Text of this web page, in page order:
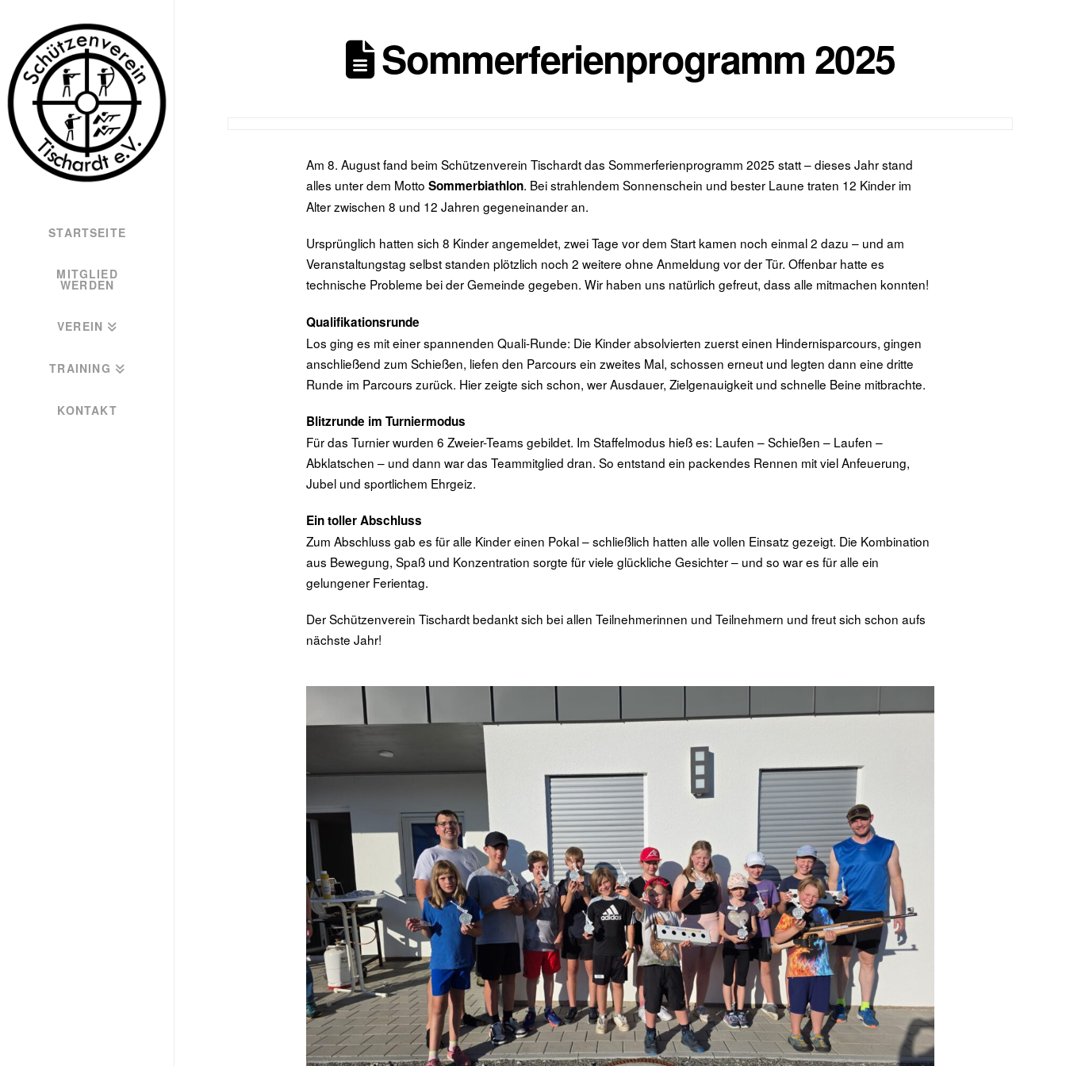
STARTSEITE
MITGLIED
WERDEN
VEREIN
TRAINING
KONTAKT
Sommerferienprogramm 2025
Am 8. August fand beim Schützenverein Tischardt das Sommerferienprogramm 2025 statt – dieses Jahr stand
alles unter dem MottoSommerbiathlon. Bei strahlendem Sonnenschein und bester Laune traten 12 Kinder im
Alter zwischen 8 und 12 Jahren gegeneinander an.
Ursprünglich hatten sich 8 Kinder angemeldet, zwei Tage vor dem Start kamen noch einmal 2 dazu – und am
Veranstaltungstag selbst standen plötzlich noch 2 weitere ohne Anmeldung vor der Tür. Offenbar hatte es
technische Probleme bei der Gemeinde gegeben. Wir haben uns natürlich gefreut, dass alle mitmachen konnten!
Qualifikationsrunde
Los ging es mit einer spannenden Quali-Runde: Die Kinder absolvierten zuerst einen Hindernisparcours, gingen
anschließend zum Schießen, liefen den Parcours ein zweites Mal, schossen erneut und legten dann eine dritte
Runde im Parcours zurück. Hier zeigte sich schon, wer Ausdauer, Zielgenauigkeit und schnelle Beine mitbrachte.
Blitzrunde im Turniermodus
Für das Turnier wurden 6 Zweier-Teams gebildet. Im Staffelmodus hieß es: Laufen – Schießen – Laufen –
Abklatschen – und dann war das Teammitglied dran. So entstand ein packendes Rennen mit viel Anfeuerung,
Jubel und sportlichem Ehrgeiz.
Ein toller Abschluss
Zum Abschluss gab es für alle Kinder einen Pokal – schließlich hatten alle vollen Einsatz gezeigt. Die Kombination
aus Bewegung, Spaß und Konzentration sorgte für viele glückliche Gesichter – und so war es für alle ein
gelungener Ferientag.
Der Schützenverein Tischardt bedankt sich bei allen Teilnehmerinnen und Teilnehmern und freut sich schon aufs
nächste Jahr!